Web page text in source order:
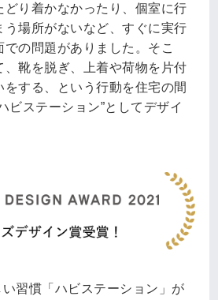
どり着かなかったり、個室に行
う場所がないなど、すぐに実行
の問題がありました。そこ
、靴を脱ぎ、上着や荷物を片付
をする、という行動を住宅の間
ビステーション”としてデザイ
習慣「ハビステーション」が